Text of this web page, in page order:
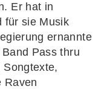
Er hat in
für sie Musik
ernannte
Pass thru
Raven